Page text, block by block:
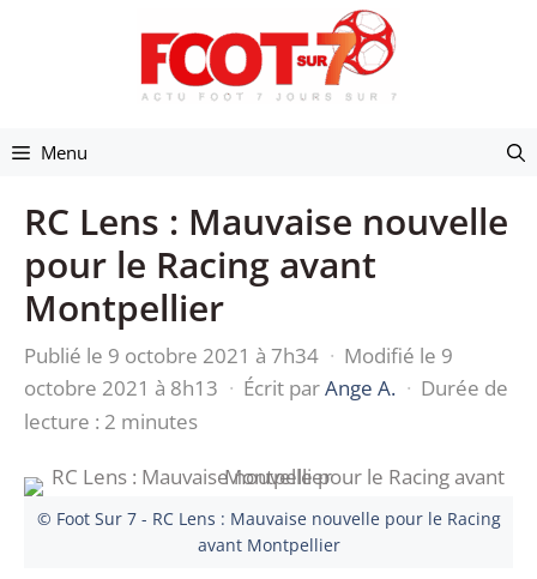
Menu
RC Lens : Mauvaise nouvelle
pour le Racing avant
Montpellier
Publié le 9 octobre 2021 à 7h34 · Modifié le 9
octobre 2021 à 8h13 · Écrit parAnge A. · Durée de
lecture : 2 minutes
© Foot Sur 7 - RC Lens : Mauvaise nouvelle pour le Racing
avant Montpellier